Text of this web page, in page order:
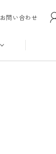
お問い合わせ